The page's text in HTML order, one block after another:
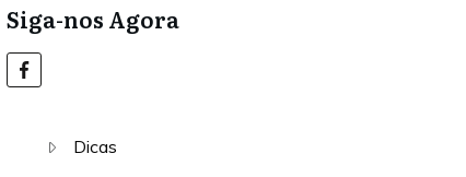
Siga-nos Agora
Dicas